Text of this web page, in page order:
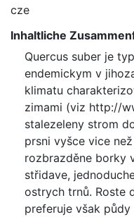
cze
Inhaltliche
Quercus suber je
endemickym v
klimatu
zimami (viz http://
stalezeleny strom
prsni vyšce vice
rozbrazděne borky
střidave,
ostrych trnů. Roste
preferuje však